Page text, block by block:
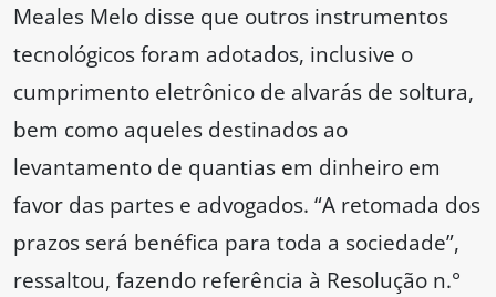
Meales Melo disse que outros instrumentos
tecnológicos foram adotados, inclusive o
cumprimento eletrônico de alvarás de soltura,
bem como aqueles destinados ao
levantamento de quantias em dinheiro em
favor das partes e advogados. “A retomada dos
prazos será benéfica para toda a sociedade”,
ressaltou, fazendo referência à Resolução n.°